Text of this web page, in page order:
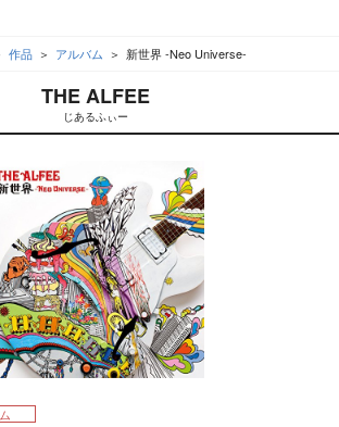
作品 アルバム 新世界 -Neo Universe-
THE ALFEE
じあるふぃー